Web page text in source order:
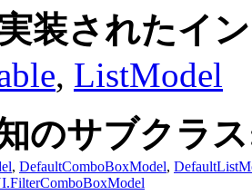
装されたイ
, ListModel
のサブクラ
, DefaultComboBoxModel,